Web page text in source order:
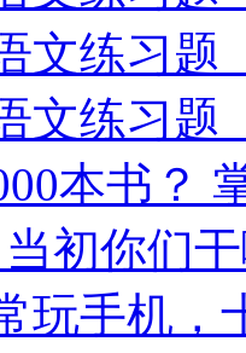
文练习题
文练习题
本书？
初你们
玩手机，